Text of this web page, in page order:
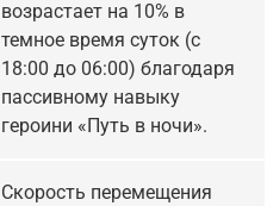
возрастает на 10% в
темное время суток (с
18:00 до 06:00) благодаря
пассивному навыку
героини «Путь в ночи».
Скорость перемещения